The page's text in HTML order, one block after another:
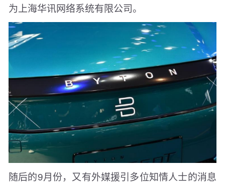
为上海华讯网络系统有限公司。
随后的9月份，又有外媒援引多位知情人士的消息